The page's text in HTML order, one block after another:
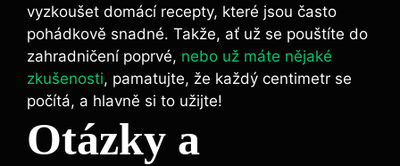
vyzkoušet domácí recepty, které jsou často
pohádkově snadné. Takže, ať už se pouštíte do
zahradničení poprvé, nebo už máte nějaké
zkušenosti, pamatujte, že každý centimetr se
počítá, a hlavně si to užijte!
Otázky a